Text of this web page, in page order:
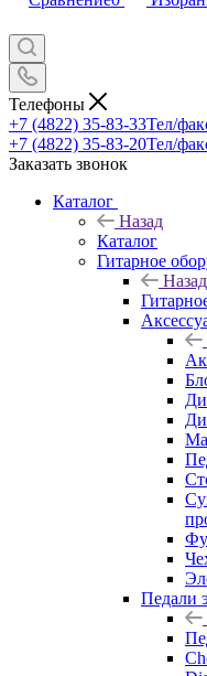
Телефоны
+7 (4822) 35-83-33Тел/
+7 (4822) 35-83-20Тел/
Заказать звонок
Каталог
Назад
Каталог
Гитарное
Назад
Педали